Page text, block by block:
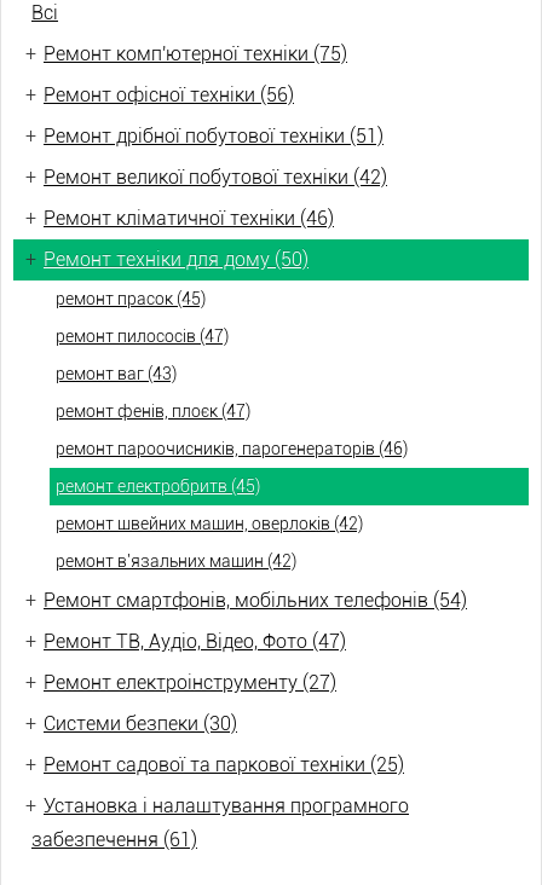
Всі
+ Ремонт комп'ютерної техніки (75)
+ Ремонт офісної техніки (56)
+ Ремонт дрібної побутової техніки (51)
+ Ремонт великої побутової техніки (42)
+ Ремонт кліматичної техніки (46)
+ Ремонт техніки для дому (50)
ремонт прасок (45)
ремонт пилососів (47)
ремонт ваг (43)
ремонт фенів, плоєк (47)
ремонт пароочисників, парогенераторів (46)
ремонт електробритв (45)
ремонт швейних машин, оверлоків (42)
ремонт в'язальних машин (42)
+ Ремонт смартфонів, мобільних телефонів (54)
+ Ремонт ТВ, Аудіо, Відео, Фото (47)
+ Ремонт електроінструменту (27)
+ Системи безпеки (30)
+ Ремонт садової та паркової техніки (25)
+ Установка і налаштування програмного
забезпечення (61)